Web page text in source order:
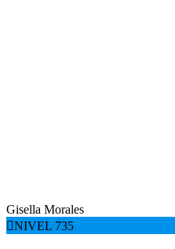
Gisella Morales
NIVEL 735